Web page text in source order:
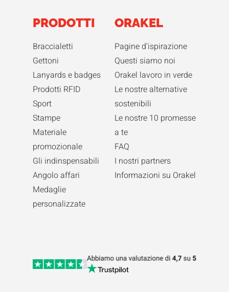
PRODOTTI
Braccialetti
Gettoni
Lanyards e badges
Prodotti RFID
Sport
Stampe
Materiale
promozionale
Gli indinspensabili
Angolo affari
Medaglie
personalizzate
ORAKEL
Pagine d'ispirazione
Questi siamo noi
Orakel lavoro in verde
Le nostre alternative
sostenibili
Le nostre 10 promesse
a te
FAQ
I nostri partners
Informazioni su Orakel